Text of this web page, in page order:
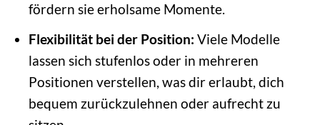
fördern sie erholsame Momente.
Flexibilität bei der Position: Viele Modelle
lassen sich stufenlos oder in mehreren
Positionen verstellen, was dir erlaubt, dich
bequem zurückzulehnen oder aufrecht zu